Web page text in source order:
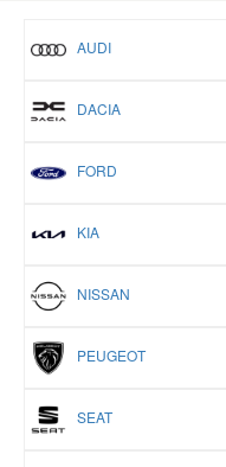
AUDI
DACIA
FORD
KIA
NISSAN
PEUGEOT
SEAT